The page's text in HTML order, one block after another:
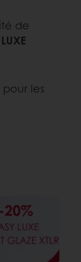
de
les